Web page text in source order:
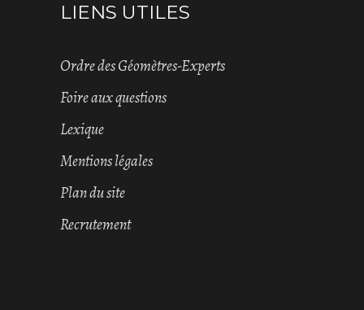
LIENS UTILES
Ordre des Géomètres-Experts
Foire aux questions
Lexique
Mentions légales
Plan du site
Recrutement